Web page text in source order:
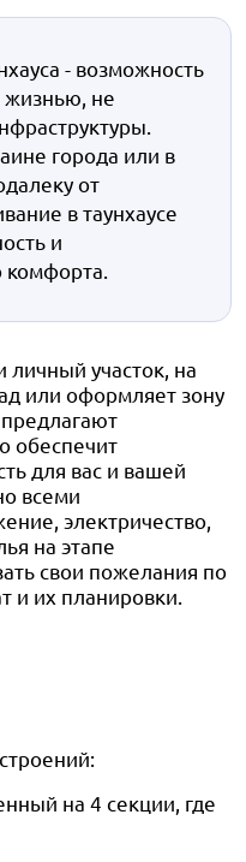
- возможность
жизнью, не
города или в
от
в таунхаусе
и
комфорта.
участок, на
или оформляет зону
обеспечит
для вас и вашей
всеми
электричество,
на этапе
свои пожелания по
и их планировки.
на 4 секции, где